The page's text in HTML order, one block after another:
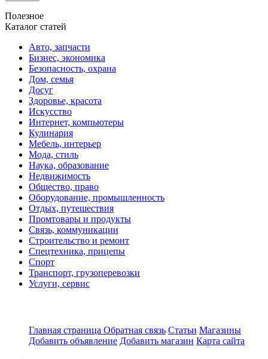
Полезное
Каталог статей
Авто, запчасти
Бизнес, экономика
Безопасность, охрана
Дом, семья
Досуг
Здоровье, красота
Искусство
Интернет, компьютеры
Кулинария
Мебель, интерьер
Мода, стиль
Наука, образование
Недвижимость
Общество, право
Оборудование, промышленность
Отдых, путешествия
Промтовары и продукты
Связь, коммуникации
Строительство и ремонт
Спецтехника, прицепы
Спорт
Транспорт, грузоперевозки
Услуги, сервис
Главная страница Обратная связь Статьи Магазины
Добавить объявление Добавить магазин Карта сайта